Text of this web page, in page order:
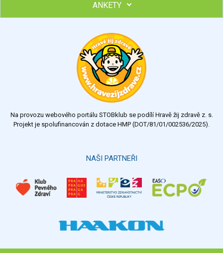
ANKETY
Výsledky Všechny ankety
Na provozu webového portálu STOBklub se podílí Hravě žij zdravě z. s.
Projekt je spolufinancován z dotace HMP (DOT/81/01/002536/2025).
NAŠI PARTNEŘI